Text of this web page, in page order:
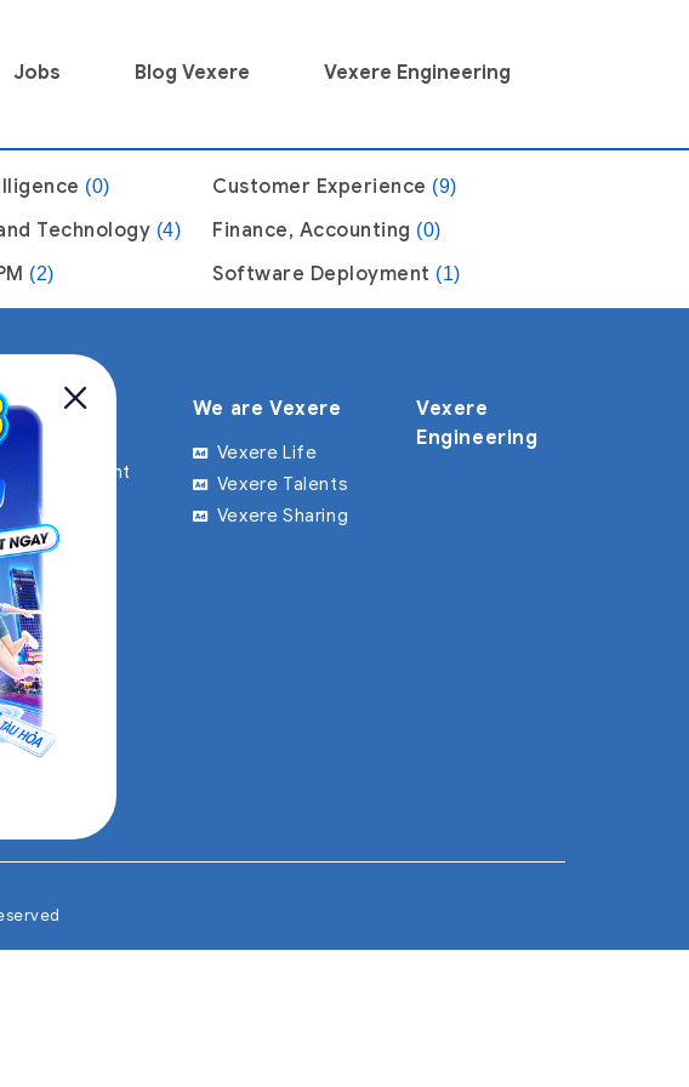
Jobs Blog Vexere Vexere Engineering
(0) Customer Experience (9)
Technology (4) Finance, Accounting (0)
(2) Software Deployment (1)
Development
and
Service
We are Vexere
Vexere Life
Vexere Talents
Vexere Sharing
Vexere
Engineering